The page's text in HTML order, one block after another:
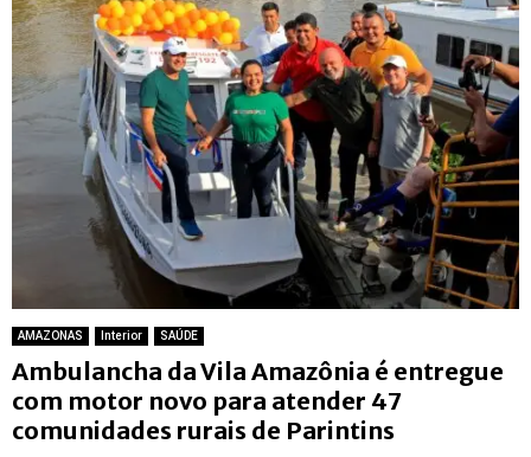
AMAZONAS Interior SAÚDE
Ambulancha da Vila Amazônia é entregue
com motor novo para atender 47
comunidades rurais de Parintins